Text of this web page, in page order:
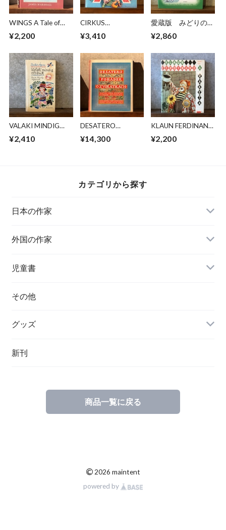
WINGS A Tale of
¥2,200
CIRKUS
¥3,410
愛蔵版 みどりのゆ
¥2,860
VALAKI MINDIG
¥2,410
DESATERO
ZVIRATKACH
¥14,300
KLAUN FERDINAND
¥2,200
カテゴリから探す
日本の作家
外国の作家
チェコ
ハンガリー
その他
ポーランド
児童書
その他
グッズ
新刊
商品一覧に戻る
© 2026 maintent
powered by